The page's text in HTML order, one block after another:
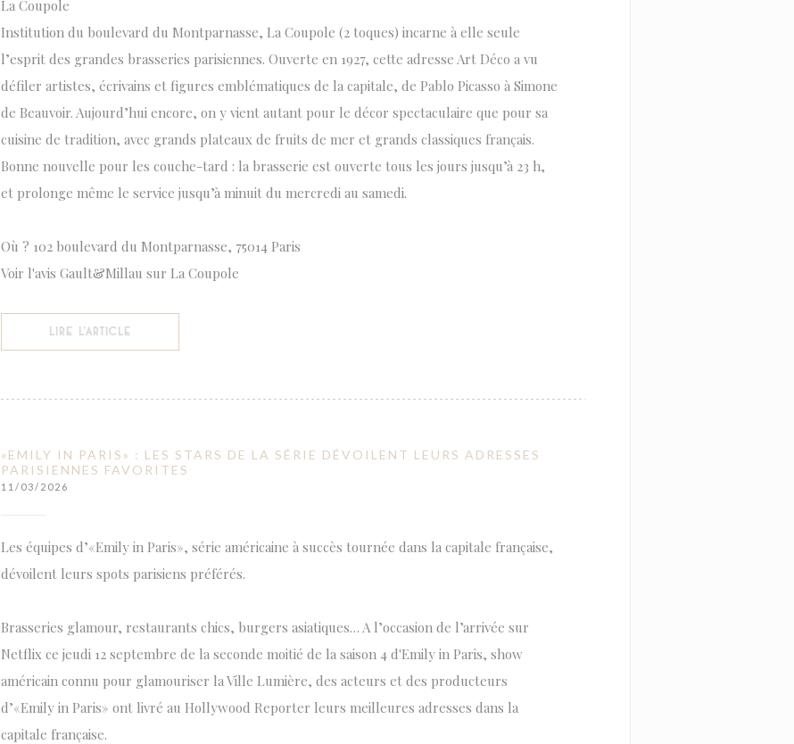
La Coupole
Institution du boulevard du Montparnasse, La Coupole (2 toques) incarne à elle seule
l’esprit des grandes brasseries parisiennes. Ouverte en 1927, cette adresse Art Déco a vu
défiler artistes, écrivains et figures emblématiques de la capitale, de Pablo Picasso à Simone
de Beauvoir. Aujourd’hui encore, on y vient autant pour le décor spectaculaire que pour sa
cuisine de tradition, avec grands plateaux de fruits de mer et grands classiques français.
Bonne nouvelle pour les couche-tard : la brasserie est ouverte tous les jours jusqu’à 23 h,
et prolonge même le service jusqu’à minuit du mercredi au samedi.
Où ? 102 boulevard du Montparnasse, 75014 Paris
Voir l'avis Gault&Millau sur La Coupole
LIRE L'ARTICLE((OUVRE UNE NOUVELLE FENÊTRE))
«EMILY IN PARIS» : LES STARS DE LA SÉRIE DÉVOILENT LEURS ADRESSES
PARISIENNES FAVORITES
11/03/2026
Les équipes d’«Emily in Paris», série américaine à succès tournée dans la capitale française,
dévoilent leurs spots parisiens préférés.
Brasseries glamour, restaurants chics, burgers asiatiques… A l’occasion de l’arrivée sur
Netflix ce jeudi 12 septembre de la seconde moitié de la saison 4 d'Emily in Paris, show
américain connu pour glamouriser la Ville Lumière, des acteurs et des producteurs
d’«Emily in Paris» ont livré au Hollywood Reporter leurs meilleures adresses dans la
capitale française.